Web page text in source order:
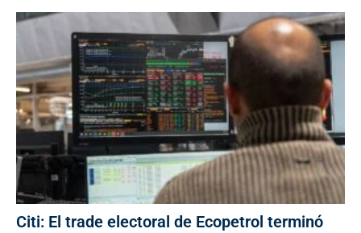
Citi: El trade electoral de Ecopetrol terminó